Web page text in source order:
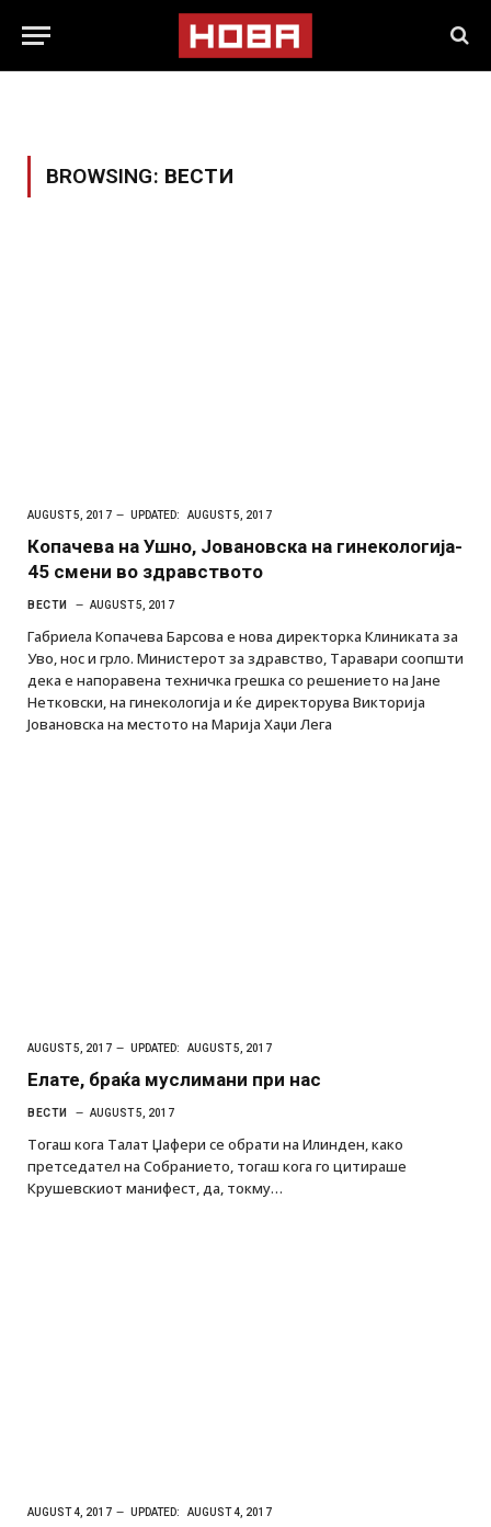
BROWSING: ВЕСТИ
AUGUST 5, 2017 UPDATED: AUGUST 5, 2017
Копачева на Ушно, Јовановска на гинекологија-
45 смени во здравството
ВЕСТИ AUGUST 5, 2017
Габриела Копачева Барсова е нова директорка Клиниката за
Уво, нос и грло. Министерот за здравство, Таравари соопшти
дека е напоравена техничка грешка со решението на Јане
Нетковски, на гинекологија и ќе директорува Викторија
Јовановска на местото на Марија Хаџи Лега
AUGUST 5, 2017 UPDATED: AUGUST 5, 2017
Елате, браќа муслимани при нас
ВЕСТИ AUGUST 5, 2017
Тогаш кога Талат Џафери се обрати на Илинден, како
претседател на Собранието, тогаш кога го цитираше
Крушевскиот манифест, да, токму…
AUGUST 4, 2017 UPDATED: AUGUST 4, 2017